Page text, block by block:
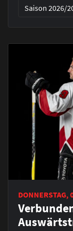
Saison 2026/
DONNERSTAG,